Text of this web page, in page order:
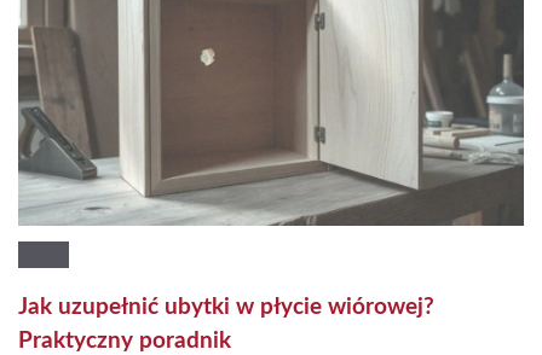
Jak uzupełnić ubytki w płycie wiórowej?
Praktyczny poradnik